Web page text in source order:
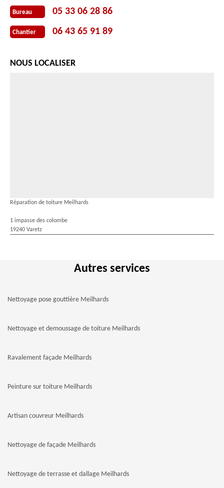
Bureau 05 33 06 28 86
Chantier 06 43 65 91 89
NOUS LOCALISER
Réparation de toiture Meilhards
1 impasse des colombe
19240 Varetz
Autres services
Nettoyage pose gouttière Meilhards
Nettoyage et demoussage de toiture Meilhards
Ravalement façade Meilhards
Peinture sur toiture Meilhards
Artisan couvreur Meilhards
Nettoyage de façade Meilhards
Nettoyage de terrasse et dallage Meilhards